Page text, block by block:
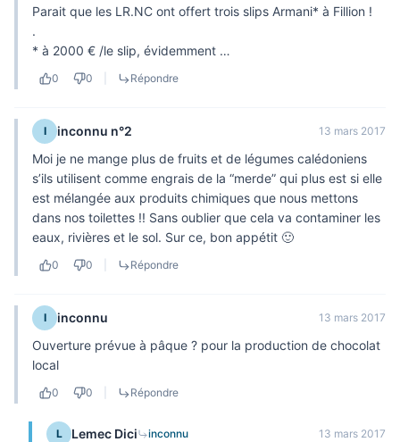
Parait que les LR.NC ont offert trois slips Armani* à Fillion !
.
* à 2000 € /le slip, évidemment …
0 0 Répondre
I inconnu n°2 13 mars 2017
Moi je ne mange plus de fruits et de légumes calédoniens
s’ils utilisent comme engrais de la “merde” qui plus est si elle
est mélangée aux produits chimiques que nous mettons
dans nos toilettes !! Sans oublier que cela va contaminer les
eaux, rivières et le sol. Sur ce, bon appétit 🙂
0 0 Répondre
I inconnu 13 mars 2017
Ouverture prévue à pâque ? pour la production de chocolat
local
0 0 Répondre
L Lemec Dici inconnu 13 mars 2017